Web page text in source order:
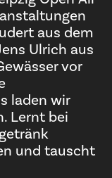
aus dem
Ulrich aus
vor
laden wir
Lernt bei
und tauscht